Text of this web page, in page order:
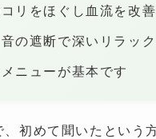
リをほぐし血流を改
の遮断で深いリラッ
ニューが基本です
初めて聞いたという